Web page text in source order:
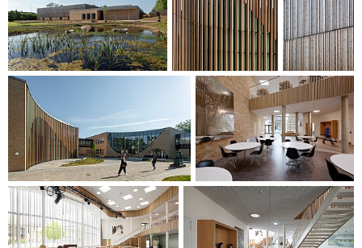
af bygninger og funktioner med et strøg, en gårdhave, et
idrætstorv og en science-have.
Det nye samlede Horsens Gymnasium & HF vil, med den
unikke placering ved siden af Banegården og tæt på
Horsens voksende midtby, harmonisk tilpasse sig
nærområdet.